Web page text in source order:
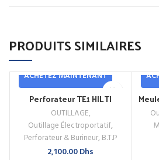
PRODUITS SIMILAIRES
ACHETEZ MAINTENANT
Perforateur TE1 HILTI
OUTILLAGE,
Outillage Électroportatif,
Perforateur & Burineur, B.T.P
2,100.00Dhs